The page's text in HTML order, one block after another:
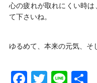
心の疲れが取れにくい時
て下さいね。
ゆるめて、本来の元気、そ
Facebook
Twitter
Line共